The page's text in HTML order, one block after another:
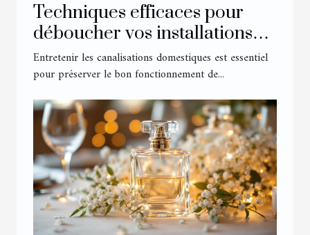
Techniques efficaces pour
déboucher vos installations
domestiques
Entretenir les canalisations domestiques est essentiel
pour préserver le bon fonctionnement de...